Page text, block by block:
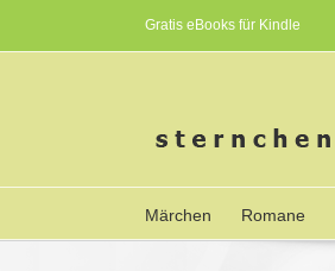
Gratis eBooks für Kindle
Märchen Romane